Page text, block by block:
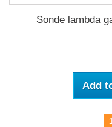
Sonde lambda
Add